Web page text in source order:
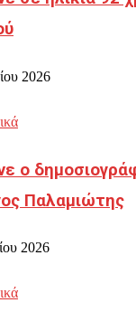
2026
ο
Παλαμιώτης
2026